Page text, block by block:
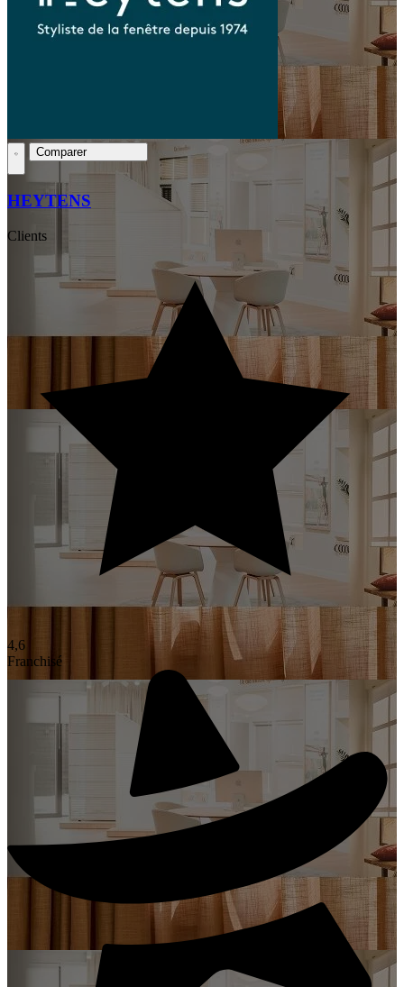
Comparer
HEYTENS
Clients
4,6
Franchisé